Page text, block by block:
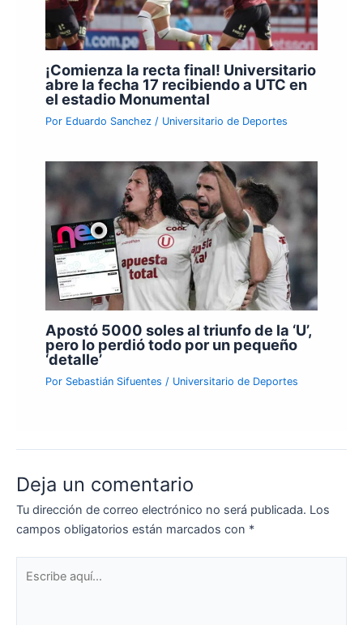
¡Comienza la recta final! Universitario
abre la fecha 17 recibiendo a UTC en
el estadio Monumental
Por Eduardo Sanchez / Universitario de Deportes
Apostó 5000 soles al triunfo de la ‘U’,
pero lo perdió todo por un pequeño
‘detalle’
Por Sebastián Sifuentes / Universitario de Deportes
Deja un comentario
Tu dirección de correo electrónico no será publicada. Los
campos obligatorios están marcados con *